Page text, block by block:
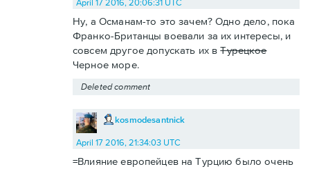
April 17 2016, 20:06:31 UTC
Ну, а Османам-то это зачем? Одно дело, пока
Франко-Британцы воевали за их интересы, и
совсем другое допускать их вТурецкое
Черное море.
Deleted comment
kosmodesantnick
April 17 2016, 21:34:03 UTC
=Влияние европейцев на Турцию было очень